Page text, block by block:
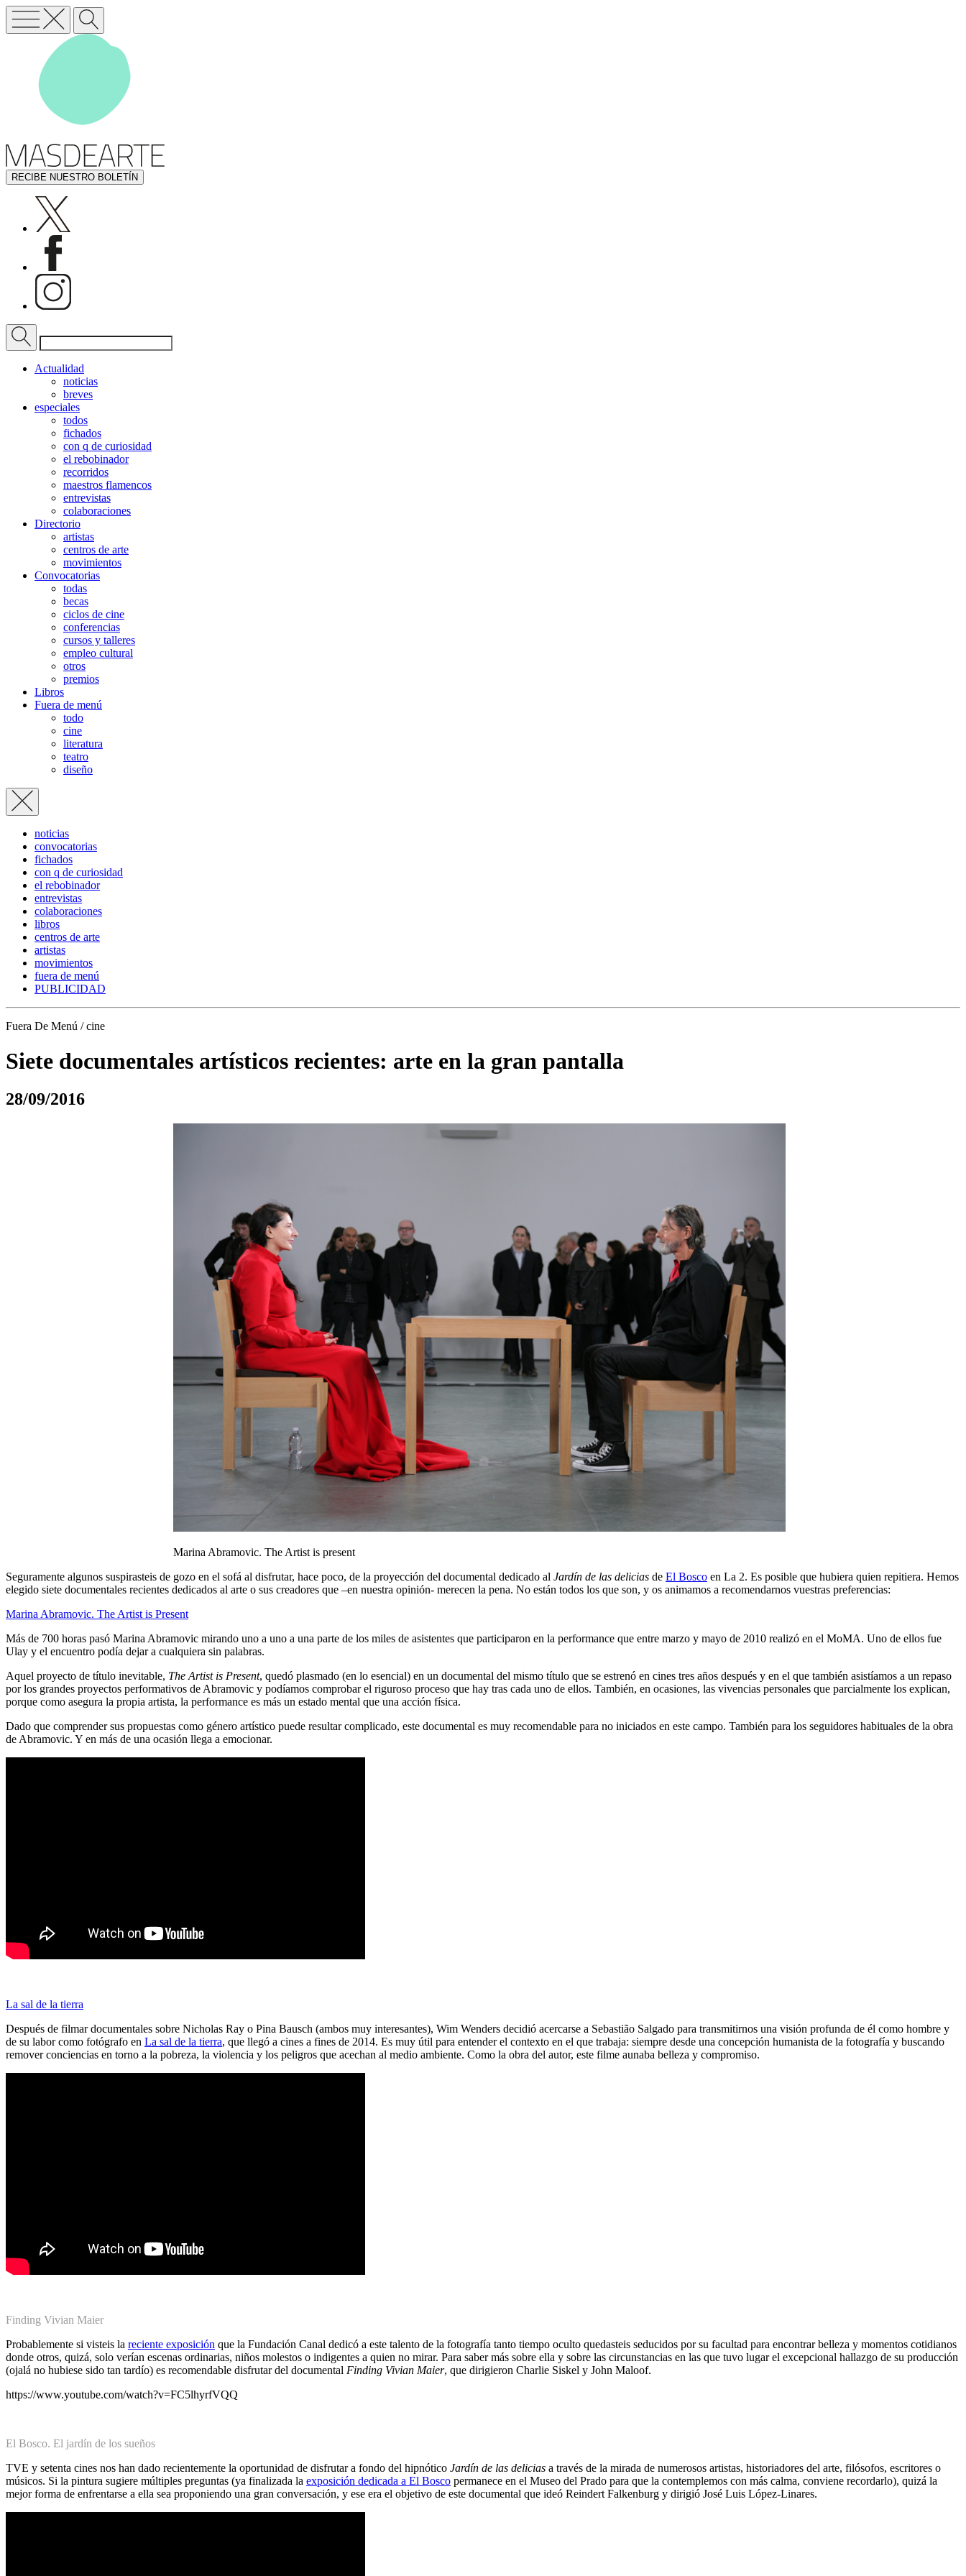
RECIBE NUESTRO BOLETÍN
Actualidad
noticias
breves
especiales
todos
fichados
con q de curiosidad
el rebobinador
recorridos
maestros flamencos
entrevistas
colaboraciones
Directorio
artistas
centros de arte
movimientos
Convocatorias
todas
becas
ciclos de cine
conferencias
cursos y talleres
empleo cultural
otros
premios
Libros
Fuera de menú
todo
cine
literatura
teatro
diseño
noticias
convocatorias
fichados
con q de curiosidad
el rebobinador
entrevistas
colaboraciones
libros
centros de arte
artistas
movimientos
fuera de menú
PUBLICIDAD
Fuera De Menú / cine
Siete documentales artísticos recientes: arte en la gran pantalla
28/09/2016
Marina Abramovic. The Artist is present
Seguramente algunos suspirasteis de gozo en el sofá al disfrutar, hace poco, de la proyección del documental dedicado al Jardín de las delicias de El Bosco en La 2. Es posible que hubiera quien repitiera. Hemos
elegido siete documentales recientes dedicados al arte o sus creadores que –en nuestra opinión- merecen la pena. No están todos los que son, y os animamos a recomendarnos vuestras preferencias:
Marina Abramovic. The Artist is Present
Más de 700 horas pasó Marina Abramovic mirando uno a uno a una parte de los miles de asistentes que participaron en la performance que entre marzo y mayo de 2010 realizó en el MoMA. Uno de ellos fue
Ulay y el encuentro podía dejar a cualquiera sin palabras.
Aquel proyecto de título inevitable, The Artist is Present, quedó plasmado (en lo esencial) en un documental del mismo título que se estrenó en cines tres años después y en el que también asistíamos a un repaso
por los grandes proyectos performativos de Abramovic y podíamos comprobar el riguroso proceso que hay tras cada uno de ellos. También, en ocasiones, las vivencias personales que parcialmente los explican,
porque como asegura la propia artista, la performance es más un estado mental que una acción física.
Dado que comprender sus propuestas como género artístico puede resultar complicado, este documental es muy recomendable para no iniciados en este campo. También para los seguidores habituales de la obra
de Abramovic. Y en más de una ocasión llega a emocionar.
La sal de la tierra
Después de filmar documentales sobre Nicholas Ray o Pina Bausch (ambos muy interesantes), Wim Wenders decidió acercarse a Sebastião Salgado para transmitirnos una visión profunda de él como hombre y
de su labor como fotógrafo en La sal de la tierra, que llegó a cines a fines de 2014. Es muy útil para entender el contexto en el que trabaja: siempre desde una concepción humanista de la fotografía y buscando
remover conciencias en torno a la pobreza, la violencia y los peligros que acechan al medio ambiente. Como la obra del autor, este filme aunaba belleza y compromiso.
Finding Vivian Maier
Probablemente si visteis la reciente exposición que la Fundación Canal dedicó a este talento de la fotografía tanto tiempo oculto quedasteis seducidos por su facultad para encontrar belleza y momentos cotidianos
donde otros, quizá, solo verían escenas ordinarias, niños molestos o indigentes a quien no mirar. Para saber más sobre ella y sobre las circunstancias en las que tuvo lugar el excepcional hallazgo de su producción
(ojalá no hubiese sido tan tardío) es recomendable disfrutar del documental Finding Vivian Maier, que dirigieron Charlie Siskel y John Maloof.
https://www.youtube.com/watch?v=FC5lhyrfVQQ
El Bosco. El jardín de los sueños
TVE y setenta cines nos han dado recientemente la oportunidad de disfrutar a fondo del hipnótico Jardín de las delicias a través de la mirada de numerosos artistas, historiadores del arte, filósofos, escritores o
músicos. Si la pintura sugiere múltiples preguntas (ya finalizada la exposición dedicada a El Bosco permanece en el Museo del Prado para que la contemplemos con más calma, conviene recordarlo), quizá la
mejor forma de enfrentarse a ella sea proponiendo una gran conversación, y ese era el objetivo de este documental que ideó Reindert Falkenburg y dirigió José Luis López-Linares.